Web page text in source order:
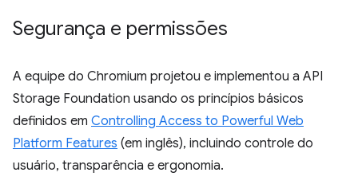
Segurança e permissões
A equipe do Chromium projetou e implementou a API
Storage Foundation usando os princípios básicos
definidos em Controlling Access to Powerful Web
Platform Features (em inglês), incluindo controle do
usuário, transparência e ergonomia.